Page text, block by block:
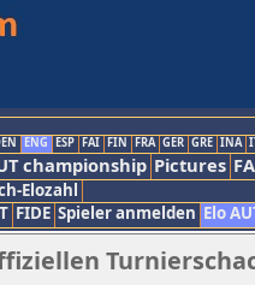
ENG ESP FAI FIN FRA GER GRE INA
championship Pictures
Elozahl
FIDE Spieler anmelden Elo